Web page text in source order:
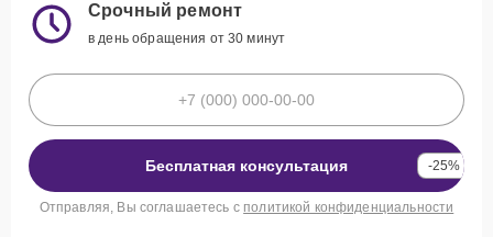
Срочный ремонт
в день обращения от 30 минут
Бесплатная консультация -25%
Отправляя, Вы соглашаетесь с политикой конфиденциальности